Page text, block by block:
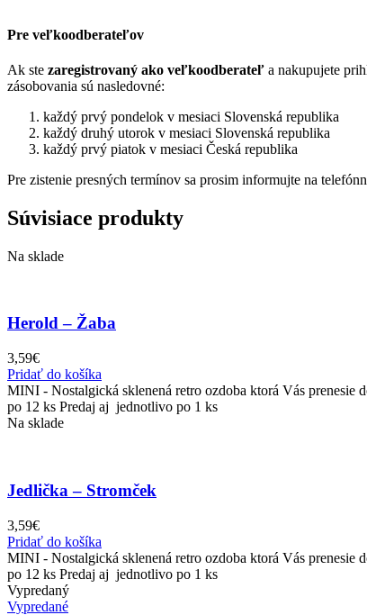
Pre veľkoodberateľov
Ak ste zaregistrovaný ako veľkoodberateľ a nakupujete
zásobovania sú nasledovné:
každý prvý pondelok v mesiaci Slovenská republika
každý druhý utorok v mesiaci Slovenská republika
každý prvý piatok v mesiaci Česká republika
Pre zistenie presných termínov sa prosim informujte na
Súvisiace produkty
Na sklade
Herold – Žaba
3,59€
Pridať do košíka
MINI - Nostalgická sklenená retro ozdoba ktorá Vás
po 12 ks Predaj aj jednotlivo po 1 ks
Na sklade
Jedlička – Stromček
3,59€
Pridať do košíka
MINI - Nostalgická sklenená retro ozdoba ktorá Vás
po 12 ks Predaj aj jednotlivo po 1 ks
Vypredaný
Vypredané